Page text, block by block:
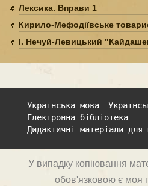
Лексика. Вправи 1
Кирило-Мефодіївське
І. Нечуй-Левицький
Українська мова
Електронна бібліотека
Дидактичні матеріали
У випадку копіювання
обов'язковою є моя